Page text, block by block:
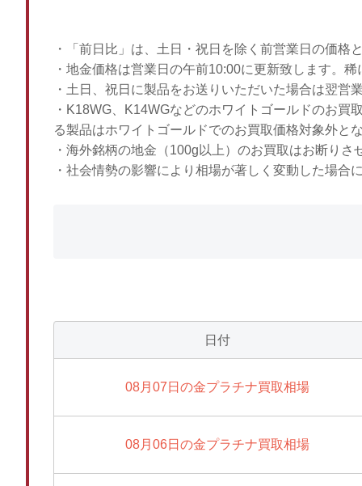
・「前日比」は、土日・祝日を除く前営業日の価格
・地金価格は営業日の午前10:00に更新致します。
・土日、祝日に製品をお送りいただいた場合は翌営
・K18WG、K14WGなどのホワイトゴールドのお
る製品はホワイトゴールドでのお買取価格対象外とな
・海外銘柄の地金（100g以上）のお買取はお断りさ
・社会情勢の影響により相場が著しく変動した場合
日付
08月07日の金プラチナ買取相場
08月06日の金プラチナ買取相場